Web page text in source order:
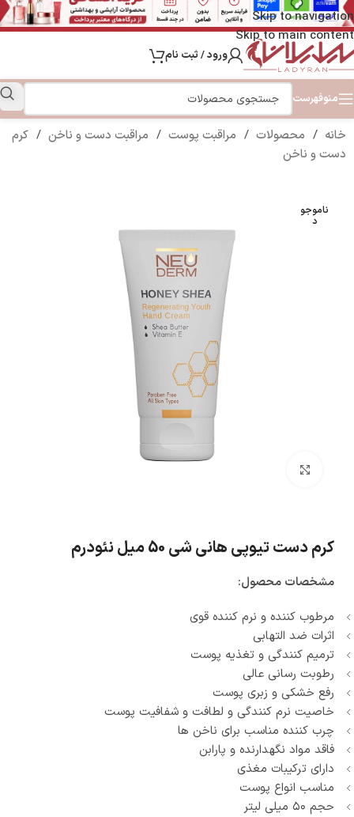
Skip to navigation
Skip to main content
ورود / ثبت نام
منوفهرست
خانه / محصولات / مراقبت پوست / مراقبت دست و ناخن / کرم
دست و ناخن
ناموجو
د
کرم دست تیوپی هانی شی 50 میل نئودرم
مشخصات محصول:
مرطوب کننده و نرم کننده قوی
اثرات ضد التهابی
ترمیم کنندگی و تغذیه پوست
رطوبت رسانی عالی
رفع خشکی و زبری پوست
خاصیت نرم کنندگی و لطافت و شفافیت پوست
چرب کننده مناسب برای ناخن ها
فاقد مواد نگهدارنده و پارابن
دارای ترکیبات مغذی
مناسب انواع پوست
حجم ۵۰ میلی لیتر